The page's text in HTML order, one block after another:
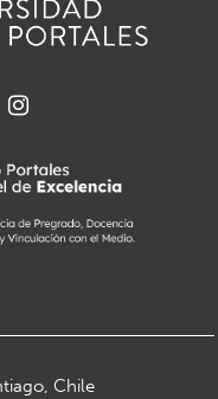
Chile